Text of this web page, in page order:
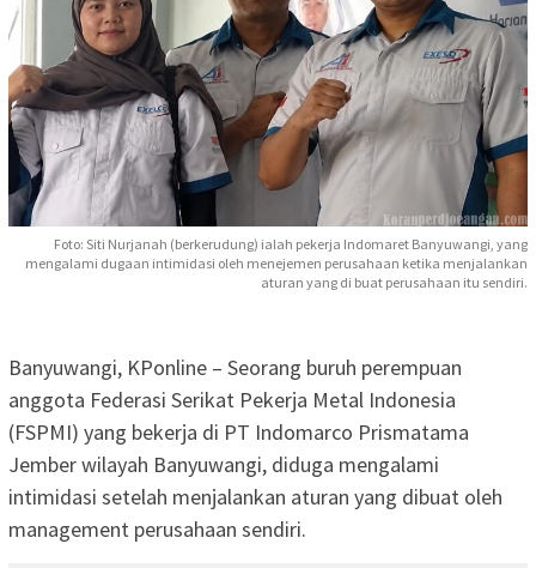
Foto: Siti Nurjanah (berkerudung) ialah pekerja Indomaret Banyuwangi, yang
mengalami dugaan intimidasi oleh menejemen perusahaan ketika menjalankan
aturan yang di buat perusahaan itu sendiri.
Banyuwangi, KPonline – Seorang buruh perempuan
anggota Federasi Serikat Pekerja Metal Indonesia
(FSPMI) yang bekerja di PT Indomarco Prismatama
Jember wilayah Banyuwangi, diduga mengalami
intimidasi setelah menjalankan aturan yang dibuat oleh
management perusahaan sendiri.